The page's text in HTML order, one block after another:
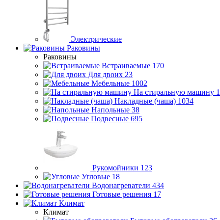
Электрические
Раковины
Раковины
Встраиваемые 170
Для двоих 23
Мебельные 1002
На стиральную машину
Накладные (чаша) 1034
Напольные 38
Подвесные 695
Рукомойники 123
Угловые 18
Водонагреватели 434
Готовые решения 17
Климат
Климат